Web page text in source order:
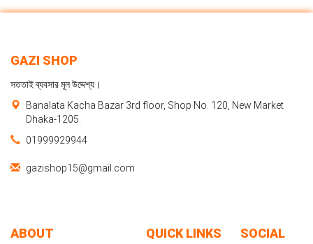
GAZI SHOP
সততাই ব্যবসার মূল উদ্দেশ্য।
Banalata Kacha Bazar 3rd floor, Shop No. 120, New Market
Dhaka-1205.
01999929944
gazishop15@gmail.com
ABOUT QUICK LINKS SOCIAL